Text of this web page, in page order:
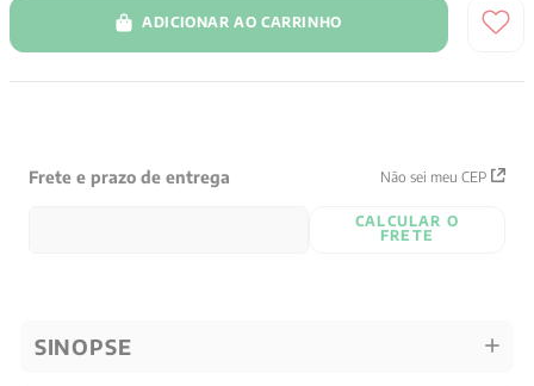
ADICIONAR AO CARRINHO
Frete e prazo de entrega Não sei meu CEP
CALCULAR O
FRETE
SINOPSE